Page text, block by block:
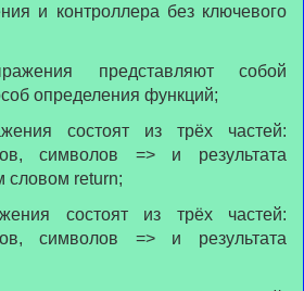
и контроллера без ключевого
определения функций;
символов => и результата
словом return;
символов => и результата